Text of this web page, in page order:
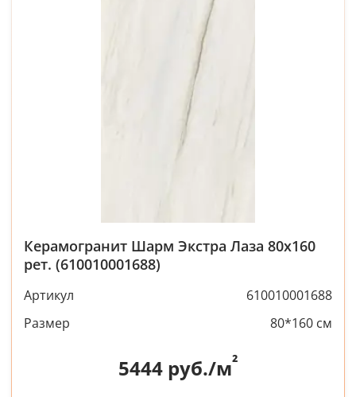
Керамогранит Шарм Экстра Лаза 80x160
рет. (610010001688)
Артикул
610010001688
Размер
80*160 см
5444руб./м²